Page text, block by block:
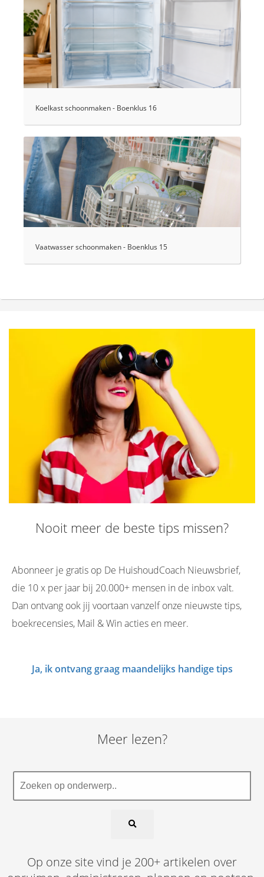
Koelkast schoonmaken - Boenklus 16
Vaatwasser schoonmaken - Boenklus 15
Nooit meer de beste tips missen?
Abonneer je gratis op De HuishoudCoach Nieuwsbrief,
die 10 x per jaar bij 20.000+ mensen in de inbox valt.
Dan ontvang ook jij voortaan vanzelf onze nieuwste tips,
boekrecensies, Mail & Win acties en meer.
Ja, ik ontvang graag maandelijks handige tips
Meer lezen?
Op onze site vind je 200+ artikelen over